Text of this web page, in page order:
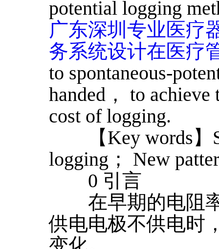
potential logging
广东深圳专业医疗
务系统设计在医疗
to spontaneous-
handed， to achieve
cost of logging.
【Key words】
logging； New
0 引言
在早期的电阻率
供电电极不供电时